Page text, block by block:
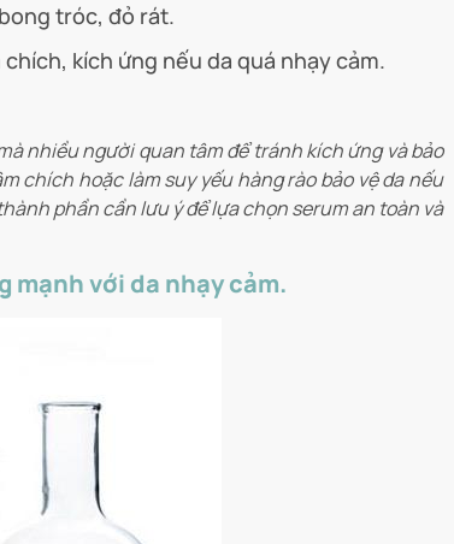
tróc, đỏ rát.
kích ứng nếu da quá nhạy cảm.
nhiều người quan tâm để tránh kích ứng và bảo
chích hoặc làm suy yếu hàng rào bảo vệ da nếu
phần cần lưu ý để lựa chọn serum an toàn và
mạnh với da nhạy cảm.